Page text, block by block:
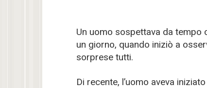
Un uomo sospettava da tempo
un giorno, quando iniziò a
sorprese tutti.
Di recente, l’uomo aveva